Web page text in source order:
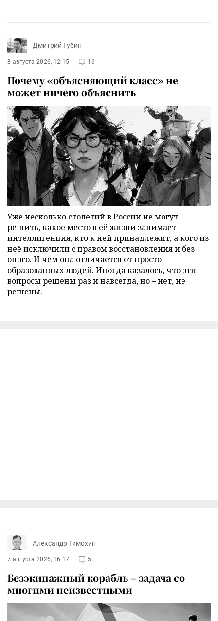
Дмитрий Губин
8 августа 2026, 12:15 16
Почему «объясняющий класс» не
может ничего объяснить
Уже несколько столетий в России не могут
решить, какое место в её жизни занимает
интеллигенция, кто к ней принадлежит, а кого из
неё исключили с правом восстановления и без
оного. И чем она отличается от просто
образованных людей. Иногда казалось, что эти
вопросы решены раз и навсегда, но – нет, не
решены.
Александр Тимохин
7 августа 2026, 16:17 5
Безэкипажный корабль – задача со
многими неизвестными